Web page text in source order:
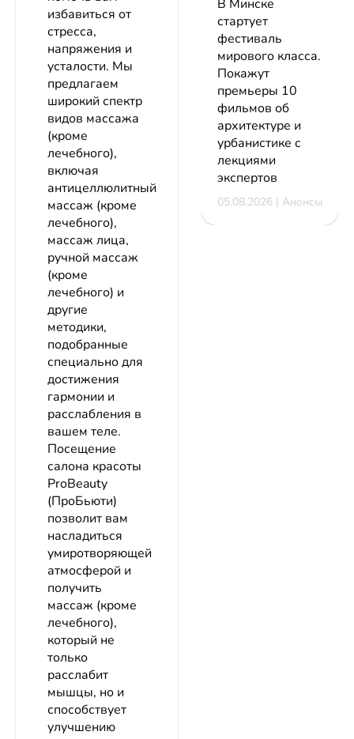
избавиться от
стресса,
напряжения и
усталости. Мы
предлагаем
широкий спектр
видов массажа
(кроме
лечебного),
включая
антицеллюлитный
массаж (кроме
лечебного),
массаж лица,
ручной массаж
(кроме
лечебного) и
другие
методики,
подобранные
специально для
достижения
гармонии и
расслабления в
вашем теле.
Посещение
салона красоты
ProBeauty
(ПроБьюти)
позволит вам
насладиться
умиротворяющей
атмосферой и
получить
массаж (кроме
лечебного),
который не
только
расслабит
мышцы, но и
способствует
улучшению
В Минске
стартует
фестиваль
мирового класса.
Покажут
премьеры 10
фильмов об
архитектуре и
урбанистике с
лекциями
экспертов
05.08.2026 | Анонсы